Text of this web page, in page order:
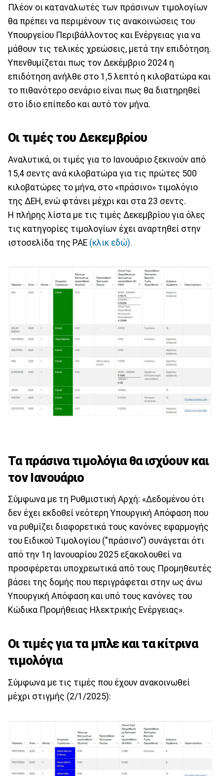
Πλέον οι καταναλωτές των πράσινων τιμολογίων
θα πρέπει να περιμένουν τις ανακοινώσεις του
Υπουργείου Περιβάλλοντος και Ενέργειας για να
μάθουν τις τελικές χρεώσεις, μετά την επιδότηση.
Υπενθυμίζεται πως τον Δεκέμβριο 2024 η
επιδότηση ανήλθε στο 1,5 λεπτό η κιλοβατώρα και
το πιθανότερο σενάριο είναι πως θα διατηρηθεί
στο ίδιο επίπεδο και αυτό τον μήνα.
Οι τιμές του Δεκεμβρίου
Αναλυτικά, οι τιμές για το Ιανουάριο ξεκινούν από
15,4 σεντς ανά κιλοβατώρα για τις πρώτες 500
κιλοβατώρες το μήνα, στο «πράσινο» τιμολόγιο
της ΔΕΗ, ενώ φτάνει μέχρι και στα 23 σεντς.
Η πλήρης λίστα με τις τιμές Δεκεμβρίου για όλες
τις κατηγορίες τιμολογίων έχει αναρτηθεί στην
ιστοσελίδα της ΡΑΕ (κλικ εδώ).
Τα πράσινα τιμολόγια θα ισχύουν και
τον Ιανουάριο
Σύμφωνα με τη Ρυθμιστική Αρχή: «Δεδομένου ότι
δεν έχει εκδοθεί νεότερη Υπουργική Απόφαση που
να ρυθμίζει διαφορετικά τους κανόνες εφαρμογής
του Ειδικού Τιμολογίου ("πράσινο") συνάγεται ότι
από την 1η Ιανουαρίου 2025 εξακολουθεί να
προσφέρεται υποχρεωτικά από τους Προμηθευτές
βάσει της δομής που περιγράφεται στην ως άνω
Υπουργική Απόφαση και υπό τους κανόνες του
Κώδικα Προμήθειας Ηλεκτρικής Ενέργειας».
Οι τιμές για τα μπλε και τα κίτρινα
τιμολόγια
Σύμφωνα με τις τιμές που έχουν ανακοινωθεί
μέχρι στιγμής (2/1/2025):